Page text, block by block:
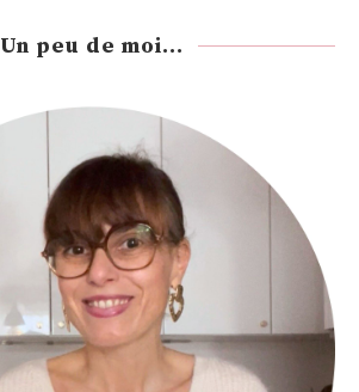
Un peu de moi...